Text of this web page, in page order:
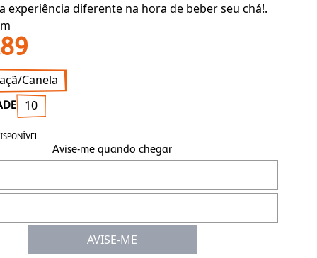
experiência diferente na hora de beber seu chá!.
Canela
10
Avise-me quando chegar
AVISE-ME